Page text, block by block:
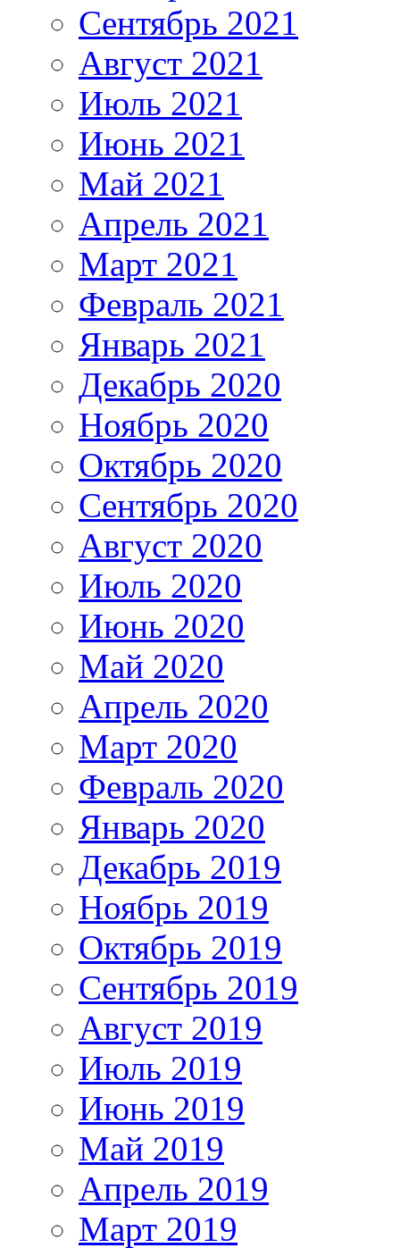
Сентябрь 2021
Август 2021
Июль 2021
Июнь 2021
Май 2021
Апрель 2021
Март 2021
Февраль 2021
Январь 2021
Декабрь 2020
Ноябрь 2020
Октябрь 2020
Сентябрь 2020
Август 2020
Июль 2020
Июнь 2020
Май 2020
Апрель 2020
Март 2020
Февраль 2020
Январь 2020
Декабрь 2019
Ноябрь 2019
Октябрь 2019
Сентябрь 2019
Август 2019
Июль 2019
Июнь 2019
Май 2019
Апрель 2019
Март 2019